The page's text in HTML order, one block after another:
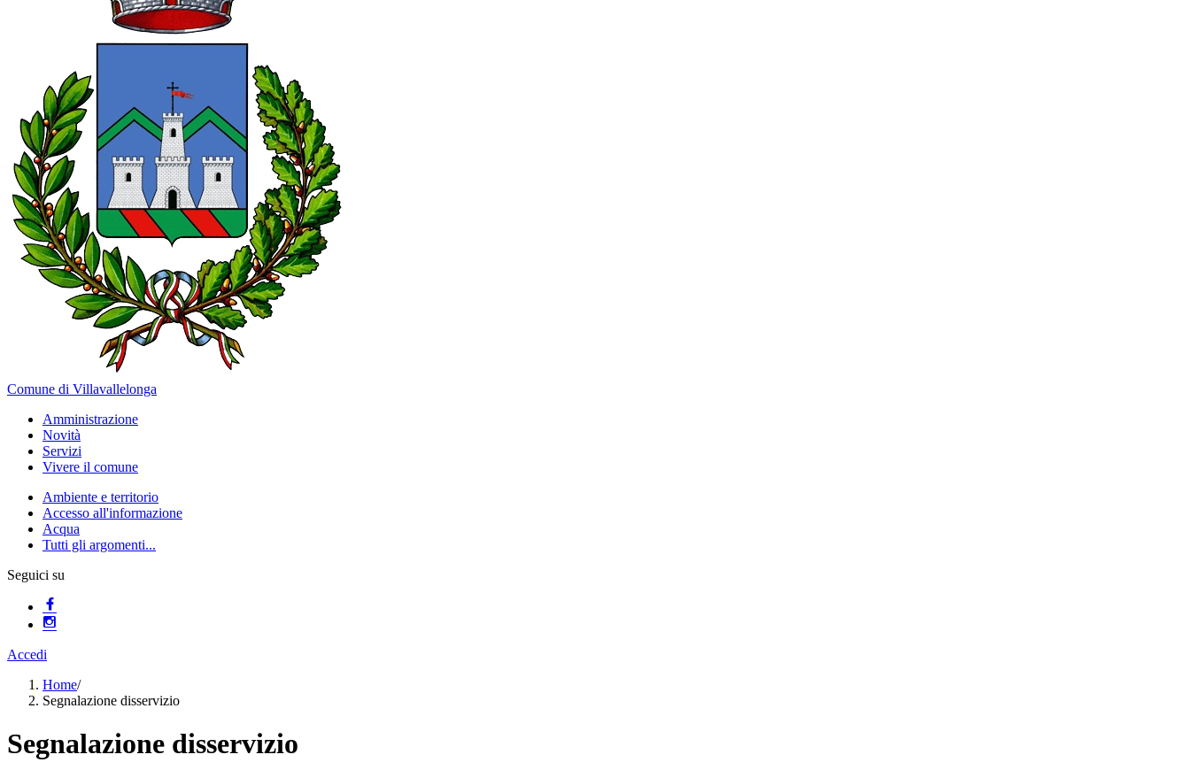
Comune di Villavallelonga
Amministrazione
Novità
Servizi
Vivere il comune
Ambiente e territorio
Accesso all'informazione
Acqua
Tutti gli argomenti...
Seguici su
Accedi
Home/
Segnalazione disservizio
Segnalazione disservizio